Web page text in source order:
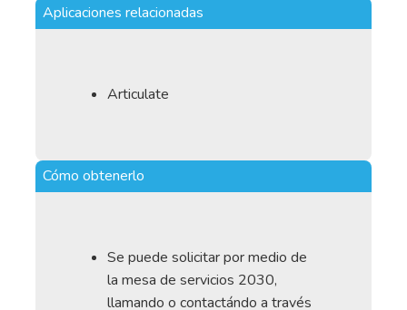
Aplicaciones relacionadas
Articulate
Cómo obtenerlo
Se puede solicitar por medio de
la mesa de servicios 2030,
llamando o contactándo a través